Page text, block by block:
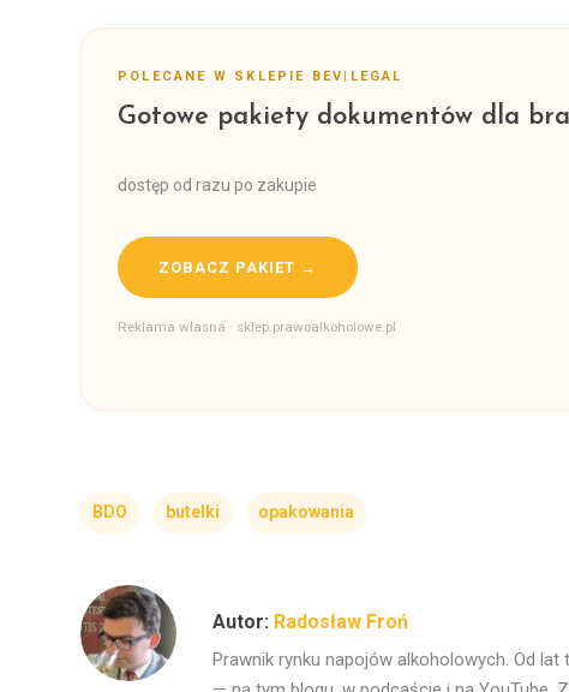
POLECANE W SKLEPIE BEV|LEGAL
Gotowe pakiety dokumentów dla
dostęp od razu po zakupie
ZOBACZ PAKIET →
Reklama własna · sklep.prawoalkoholowe.pl
BDO butelki opakowania
Radosław Froń
Prawnik rynku napojów alkoholowych. Od